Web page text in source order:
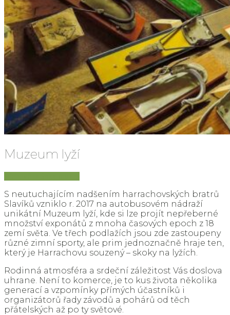
Muzeum lyží
S neutuchajícím nadšením harrachovských bratrů
Slavíků vzniklo r. 2017 na autobusovém nádraží
unikátní Muzeum lyží, kde si lze projít nepřeberné
množství exponátů z mnoha časových epoch z 18
zemí světa. Ve třech podlažích jsou zde zastoupeny
různé zimní sporty, ale prim jednoznačně hraje ten,
který je Harrachovu souzený – skoky na lyžích.
Rodinná atmosféra a srdeční záležitost Vás doslova
uhrane. Není to komerce, je to kus života několika
generací a vzpomínky přímých účastníků i
organizátorů řady závodů a pohárů od těch
přátelských až po ty světové.